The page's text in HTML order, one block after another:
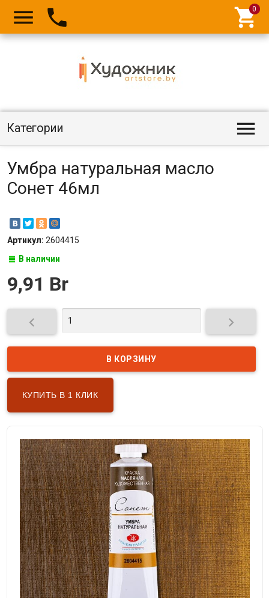
  
Категории 
Умбра натуральная масло
Сонет 46мл
Артикул: 2604415
В наличии
9,91 Br
 
КУПИТЬ В 1 КЛИК